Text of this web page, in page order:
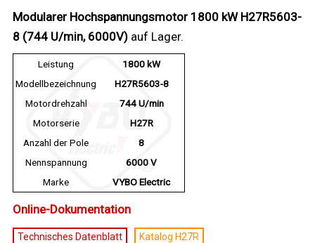
Modularer Hochspannungsmotor 1800 kW H27R5603-
8 (744 U/min, 6000V) auf Lager.
Leistung
1800 kW
Modellbezeichnung
H27R5603-8
Motordrehzahl
744 U/min
Motorserie
H27R
Anzahl der Pole
8
Nennspannung
6000 V
Marke
VYBO Electric
Online-Dokumentation
Technisches Datenblatt Katalog H27R